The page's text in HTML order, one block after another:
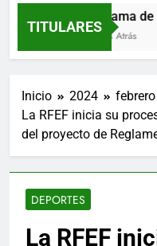
TITULARES
Programa de
9 Horas Atrás
Inicio 2024 febrero
La RFEF inicia su
del proyecto de
DEPORTES
La RFEF